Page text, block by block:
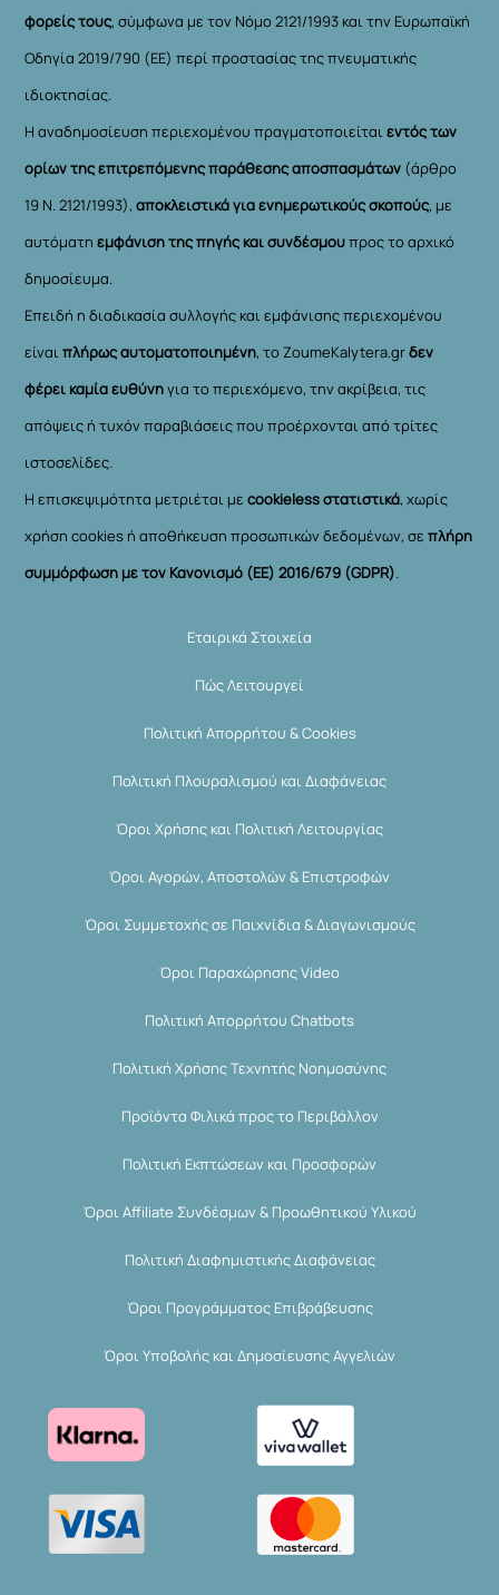
φορείς τους, σύμφωνα με τον Νόμο 2121/1993 και την Ευρωπαϊκή
Οδηγία 2019/790 (ΕΕ) περί προστασίας της πνευματικής
ιδιοκτησίας.
Η αναδημοσίευση περιεχομένου πραγματοποιείταιεντός των
ορίων της επιτρεπόμενης παράθεσης αποσπασμάτων (άρθρο
19 Ν. 2121/1993), αποκλειστικά για ενημερωτικούς σκοπούς, με
αυτόματηεμφάνιση της πηγής και συνδέσμουπρος το αρχικό
δημοσίευμα.
Επειδή η διαδικασία συλλογής και εμφάνισης περιεχομένου
είναιπλήρως αυτοματοποιημένη, το ZoumeKalytera.grδεν
φέρει καμία ευθύνηγια το περιεχόμενο, την ακρίβεια, τις
απόψεις ή τυχόν παραβιάσεις που προέρχονται από τρίτες
ιστοσελίδες.
Η επισκεψιμότητα μετριέται μεcookieless στατιστικά, χωρίς
χρήση cookies ή αποθήκευση προσωπικών δεδομένων, σεπλήρη
συμμόρφωση με τον Κανονισμό (ΕΕ) 2016/679 (GDPR).
Εταιρικά Στοιχεία
Πώς Λειτουργεί
Πολιτική Απορρήτου & Cookies
Πολιτική Πλουραλισμού και Διαφάνειας
Όροι Χρήσης και Πολιτική Λειτουργίας
Όροι Αγορών, Αποστολών & Επιστροφών
Όροι Συμμετοχής σε Παιχνίδια & Διαγωνισμούς
Όροι Παραχώρησης Video
Πολιτική Απορρήτου Chatbots
Πολιτική Χρήσης Τεχνητής Νοημοσύνης
Προϊόντα Φιλικά προς το Περιβάλλον
Πολιτική Εκπτώσεων και Προσφορών
Όροι Affiliate Συνδέσμων & Προωθητικού Υλικού
Πολιτική Διαφημιστικής Διαφάνειας
Όροι Προγράμματος Επιβράβευσης
Όροι Υποβολής και Δημοσίευσης Αγγελιών